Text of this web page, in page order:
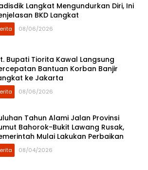
Langkat Mengundurkan Diri, Ini
BKD Langkat
08/06/2026
Bupati Tiorita Kawal Langsung
Bantuan Korban Banjir
ke Jakarta
08/06/2026
Tahun Alami Jalan Provinsi
Bahorok-Bukit Lawang Rusak,
Mulai Lakukan Perbaikan
08/04/2026